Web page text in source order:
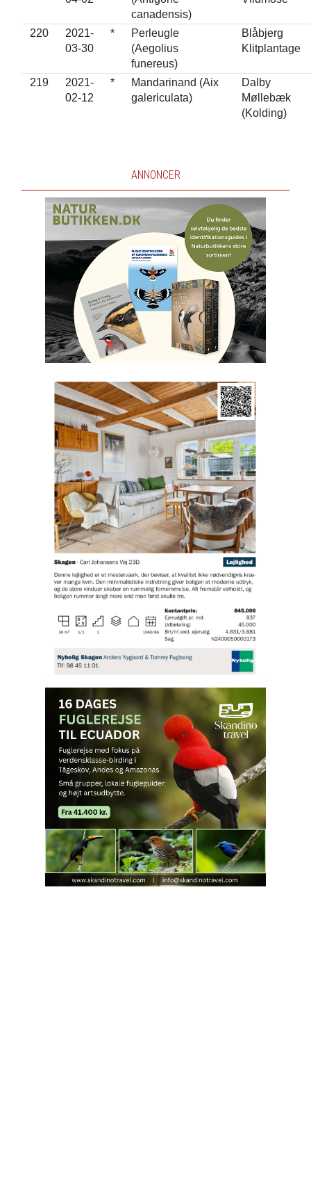
canadensis)
220
2021-
03-30
*
Perleugle
(Aegolius
funereus)
Blåbjerg
Klitplantage
219
2021-
02-12
*
Mandarinand (Aix
galericulata)
Dalby
Møllebæk
(Kolding)
ANNONCER